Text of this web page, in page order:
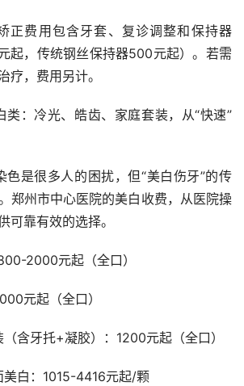
起，传统钢丝保持器500元起）。若需
疗，费用另计。
郑州市中心医院的美白收费，从医院操
可靠有效的选择。
2000元起（全口）
元起（全口）
（含牙托+凝胶）：1200元起（全口）
美白：1015-4416元起/颗